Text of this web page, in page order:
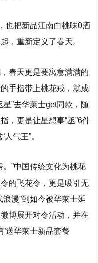
也把新品江南白桃味0酒
，重新定义了春天。
春天更是要寓意满满的
手指带上桃花戒，就成
”去华莱士get同款，随
，更是让星想事“丞”6件
气王”。
”中国传统文化为桃花
的飞花令，更是吸引无
漫”到如今被华莱士延
博展开对令活动，并在
送华莱士新品套餐